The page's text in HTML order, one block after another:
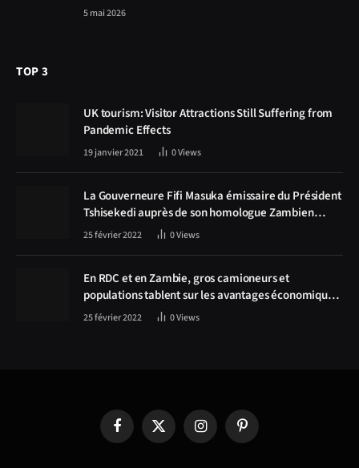
5 mai 2026
TOP 3
UK tourism: Visitor Attractions Still Suffering from
Pandemic Effects
19 janvier 2021 0Views
La Gouverneure Fifi Masuka émissaire du Président
Tshisekedi auprès de son homologue Zambien
Hichilema, la construction de la route Kolwezi -
25 février 2022 0Views
En RDC et en Zambie, gros camioneurs et
populations tablent sur les avantages économiques
de la route Kolwezi-Solwezi
25 février 2022 0Views
FacebookX
(Twitter)
InstagramPinterest